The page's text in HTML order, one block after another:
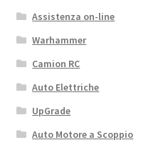
Assistenza on-line
Warhammer
Camion RC
Auto Elettriche
UpGrade
Auto Motore a Scoppio